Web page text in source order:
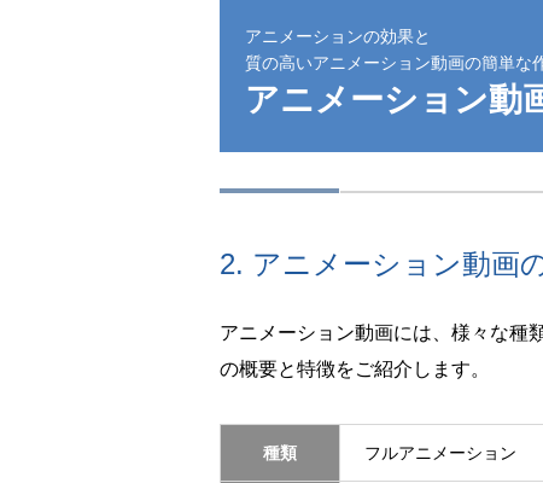
アニメーションの効果と
質の高いアニメーション動画の簡単な
アニメーション動
2. アニメーション動画
アニメーション動画には、様々な種
の概要と特徴をご紹介します。
種類 フルアニメーション